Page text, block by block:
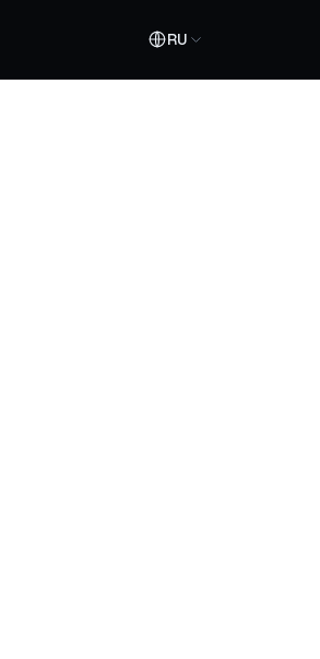
RU